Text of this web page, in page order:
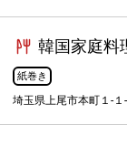
韓国家庭料
紙巻き
埼玉県上尾市本町１-１